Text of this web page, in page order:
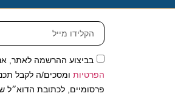
בביצוע ההרשמה לאתר, אני
הפרטיותומסכים/ה לקבל תכנים
פרסומיים, לכתובת הדוא״ל שלי.